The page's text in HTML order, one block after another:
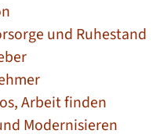
und Ruhestand
Arbeit finden
Modernisieren